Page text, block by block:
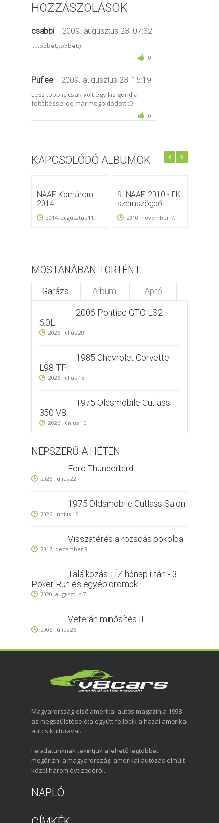
HOZZÁSZÓLÁSOK
csabbi - 2009. augusztus 23. 07:32
....többet,többet:)
0
Puflee - 2009. augusztus 23. 15:19
Lesz több is csak volt egy kis gond a
feltöltéssel de már megoldódott :D
0
KAPCSOLÓDÓ ALBUMOK
NAAF Komárom
2014.
2014. augusztus 11.
9. NAAF, 2010 - EK
szemszögből
2010. november 7.
MOSTANÁBAN TÖRTÉNT
Garázs Album Apró
2006 Pontiac GTO LS2
6.0L
2026. július 20.
1985 Chevrolet Corvette
L98 TPI
2026. július 15.
1975 Oldsmobile Cutlass
350 V8
2026. június 16.
NÉPSZERŰ A HÉTEN
Ford Thunderbird
2026. július 22.
1975 Oldsmobile Cutlass Salon
2026. június 16.
Visszatérés a rozsdás pokolba
2017. december 8.
Találkozás TÍZ hónap után - 3.
Poker Run és egyéb örömök
2020. augusztus 7.
Veterán minősítés II.
2006. július 26.
Magyarország első amerikai autós magazinja 1998-
as megszületése óta együtt fejlődik a hazai amerikai
autós kultúrával.
Feladatunknak tekintjük a lehető legtöbbet
megőrizni a magyarországi amerikai autózás elmúlt
közel három évtizedéről.
NAPLÓ